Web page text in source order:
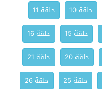
حلقة 10
حلقة 11
حلقة 15
حلقة 16
حلقة 20
حلقة 21
حلقة 25
حلقة 26